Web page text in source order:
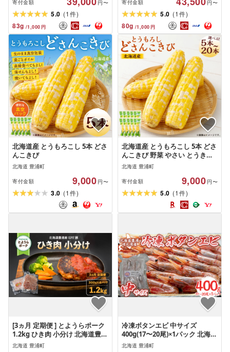
寄付金額 円〜
5.0 (1件)
83g /1,000 円
寄付金額 円〜
5.0 (1件)
80g /1,000 円
北海道産 とうもろこし 5本 どさ
んこきび
北海道 豊浦町
寄付金額 9,000 円〜
3.0 (1件)
北海道産 とうもろこし 5本 どさ
んこきび 野菜 やさい とうきび
トウモロコシ レトルト 食べ物
食品 甘い 真空包装 加熱調理済
常温 夏休み 焼きとうもろこし
非常食 BBQ 北海道 豊浦町 送料
無料
北海道 豊浦町
寄付金額 9,000 円〜
5.0 (1件)
[3ヵ月 定期便 ] とようらポーク
1.2kg ひき肉 小分け 北海道豊浦
産 SPF豚
北海道 豊浦町
冷凍ボタンエビ 中サイズ
400g(17〜20尾)×1パック 北海道
噴火湾産
北海道 豊浦町